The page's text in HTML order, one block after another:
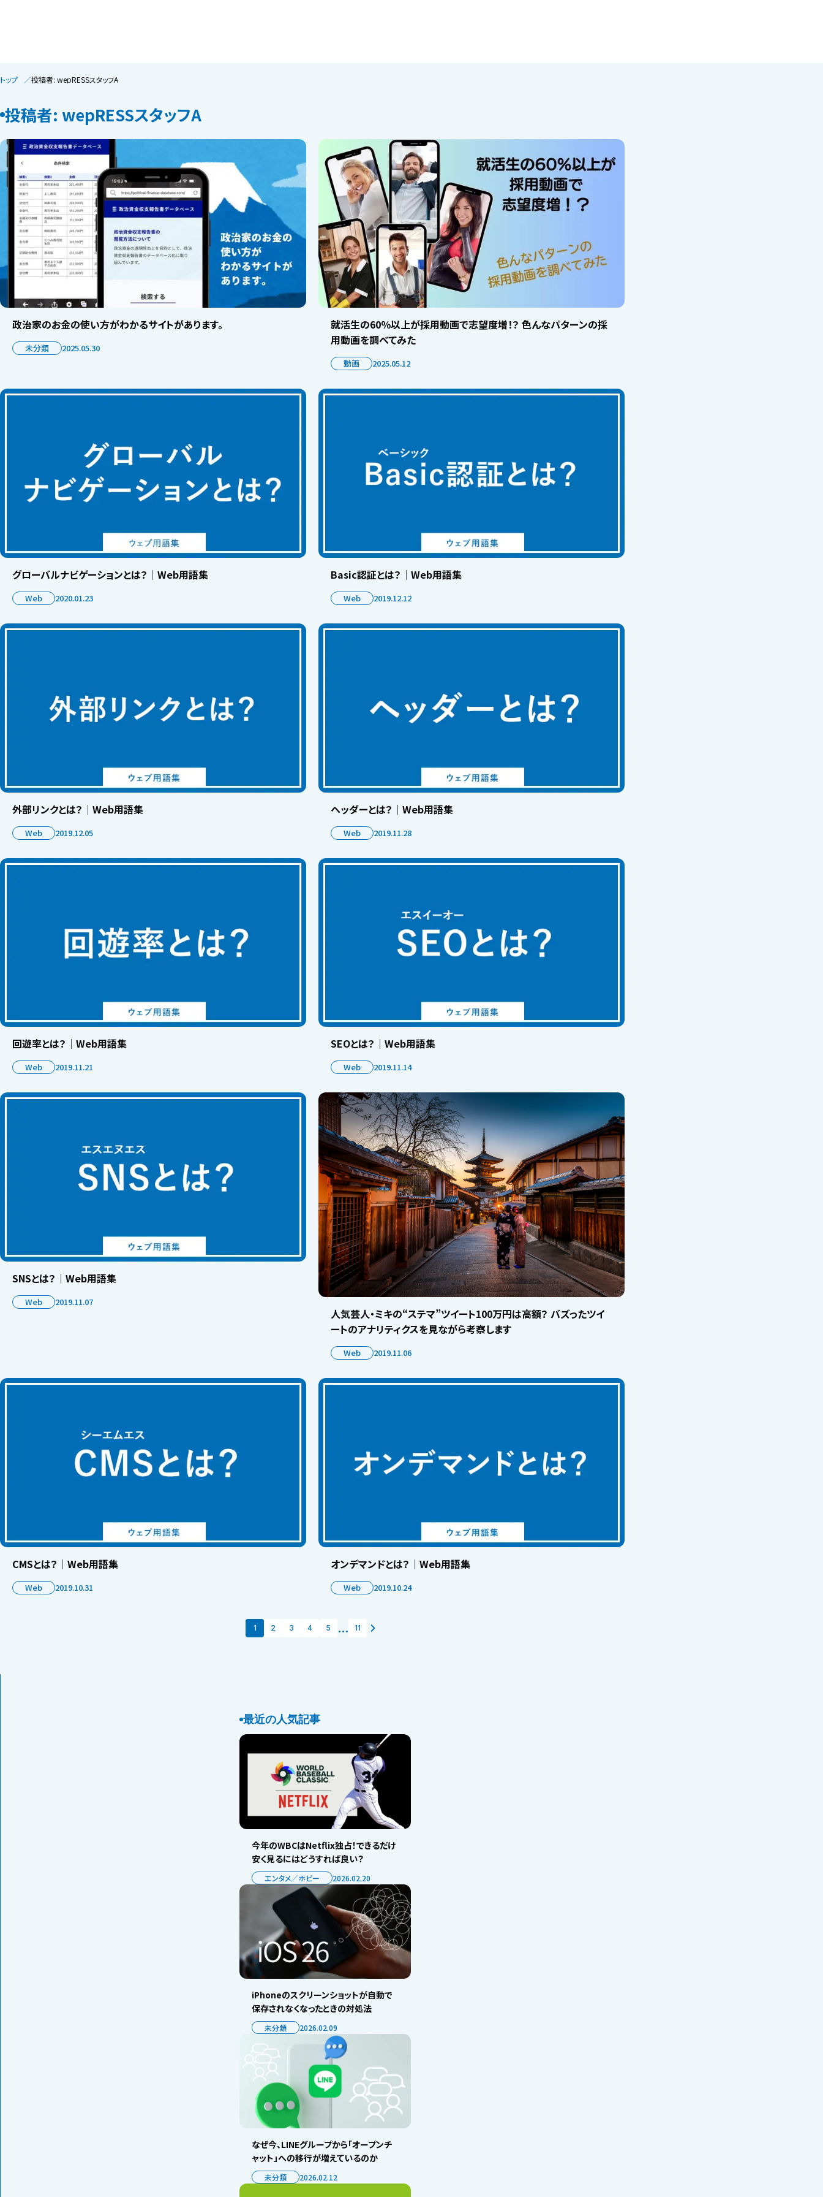
トップ 投稿者: wepRESSスタッフA
投稿者: wepRESSスタッフA
政治家のお金の使い方がわかるサイトがあります。
未分類 2025.05.30
就活生の60％以上が採用動画で志望度増！？ 色んなパターンの採
用動画を調べてみた
動画 2025.05.12
グローバルナビゲーションとは？│Web用語集
Web 2020.01.23
Basic認証とは？│Web用語集
Web 2019.12.12
外部リンクとは？│Web用語集
Web 2019.12.05
ヘッダーとは？│Web用語集
Web 2019.11.28
回遊率とは？│Web用語集
Web 2019.11.21
SEOとは？│Web用語集
Web 2019.11.14
SNSとは？│Web用語集
Web 2019.11.07
人気芸人・ミキの“ステマ”ツイート100万円は高額？ バズったツイ
ートのアナリティクスを見ながら考察します
Web 2019.11.06
CMSとは？│Web用語集
Web 2019.10.31
オンデマンドとは？│Web用語集
Web 2019.10.24
1 2 3 4 5 ... 11
最近の人気記事
今年のWBCはNetflix独占！できるだけ
安く見るにはどうすれば良い？
エンタメ／ホビー 2026.02.20
iPhoneのスクリーンショットが自動で
保存されなくなったときの対処法
未分類 2026.02.09
なぜ今、LINEグループから「オープンチ
ャット」への移行が増えているのか
未分類 2026.02.12